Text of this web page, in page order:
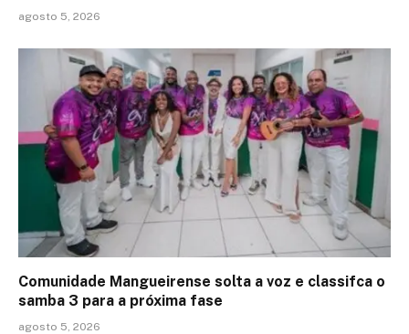
agosto 5, 2026
Comunidade Mangueirense solta a voz e classifca o
samba 3 para a próxima fase
agosto 5, 2026